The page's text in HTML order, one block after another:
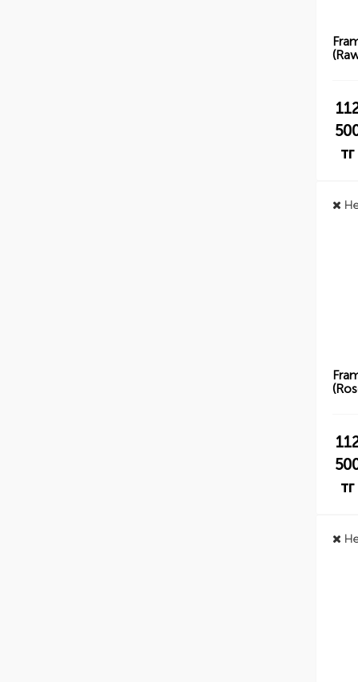
тг
тг